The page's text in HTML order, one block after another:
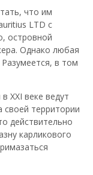
что им
LTD с
островной
Однако любая
в том
XXI веке ведут
своей территории
действительно
карликового